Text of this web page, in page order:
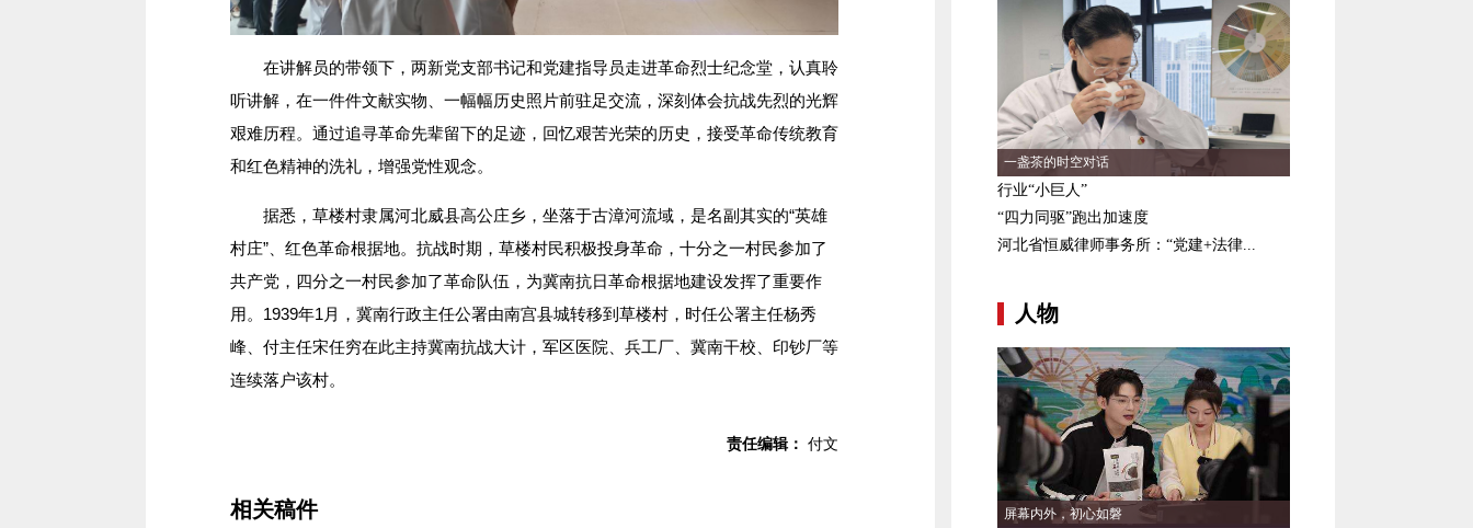
在讲解员的带领下，两新党支部书记和党建指导员走进革命烈士纪念堂，认真聆
听讲解，在一件件文献实物、一幅幅历史照片前驻足交流，深刻体会抗战先烈的光辉
艰难历程。通过追寻革命先辈留下的足迹，回忆艰苦光荣的历史，接受革命传统教育
和红色精神的洗礼，增强党性观念。
据悉，草楼村隶属河北威县高公庄乡，坐落于古漳河流域，是名副其实的“英雄
村庄”、红色革命根据地。抗战时期，草楼村民积极投身革命，十分之一村民参加了
共产党，四分之一村民参加了革命队伍，为冀南抗日革命根据地建设发挥了重要作
用。1939年1月，冀南行政主任公署由南宫县城转移到草楼村，时任公署主任杨秀
峰、付主任宋任穷在此主持冀南抗战大计，军区医院、兵工厂、冀南干校、印钞厂等
连续落户该村。
责任编辑： 付文
相关稿件
一盏茶的时空对话
行业“小巨人”
“四力同驱”跑出加速度
河北省恒威律师事务所：“党建+法律...
人物
屏幕内外，初心如磐